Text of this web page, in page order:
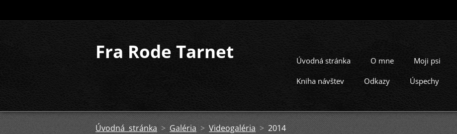
Fra Rode Tarnet Úvodná stránka O mne Moji psi
Kniha návštev Odkazy Úspechy
Úvodná stránka > Galéria > Videogaléria > 2014